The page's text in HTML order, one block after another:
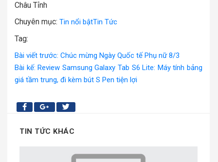
Châu Tỉnh
Chuyên mục: Tin nổi bậtTin Tức
Tag:
Bài viết trước: Chúc mừng Ngày Quốc tế Phụ nữ 8/3
Bài kế: Review Samsung Galaxy Tab S6 Lite: Máy tính bảng
giá tầm trung, đi kèm bút S Pen tiện lợi
TIN TỨC KHÁC